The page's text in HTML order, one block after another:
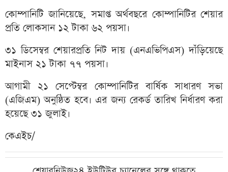
কোম্পানিটি জানিয়েছে, সমাপ্ত অর্থবছরে কোম্পানিটির শেয়ার
প্রতি লোকসান ১২ টাকা ৬২ পয়সা।
৩১ ডিসেম্বর শেয়ারপ্রতি নিট দায় (এনএভিপিএস) দাঁড়িয়েছে
মাইনাস ২১ টাকা ৭৭ পয়সা।
আগামী ২১ সেপ্টেম্বর কোম্পানিটির বার্ষিক সাধারণ সভা
(এজিএম) অনুষ্ঠিত হবে। এর জন্য রেকর্ড তারিখ নির্ধারণ করা
হয়েছে ৩১ জুলাই।
কেএইচ/